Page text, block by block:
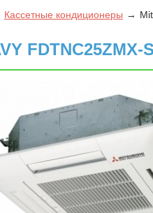
Кассетные кондиционеры
FDTNC25ZMX-S